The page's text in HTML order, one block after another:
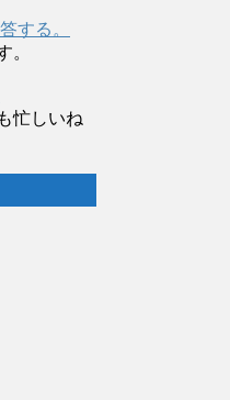
する。
。
忙しいね